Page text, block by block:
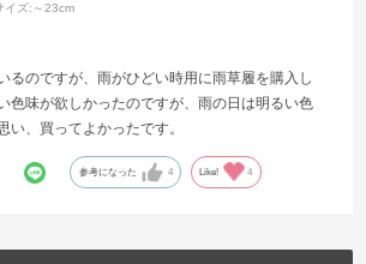
イズ: ～23cm
るのですが、雨がひどい時用に雨草履を購入し
色味が欲しかったのですが、雨の日は明るい色
い、買ってよかったです。
参考になった 4 Like! 4